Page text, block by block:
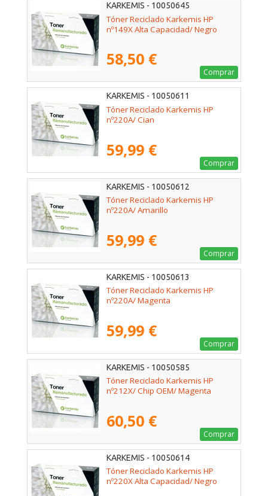
KARKEMIS - 10050645
Tóner Reciclado Karkemis HP
nº149X Alta Capacidad/ Negro
58,50 €
Comprar
KARKEMIS - 10050611
Tóner Reciclado Karkemis HP
nº220A/ Cian
59,99 €
Comprar
KARKEMIS - 10050612
Tóner Reciclado Karkemis HP
nº220A/ Amarillo
59,99 €
Comprar
KARKEMIS - 10050613
Tóner Reciclado Karkemis HP
nº220A/ Magenta
59,99 €
Comprar
KARKEMIS - 10050585
Tóner Reciclado Karkemis HP
nº212X/ Chip OEM/ Magenta
60,50 €
Comprar
KARKEMIS - 10050614
Tóner Reciclado Karkemis HP
nº220X Alta Capacidad/ Negro